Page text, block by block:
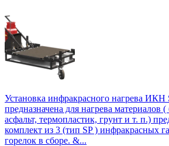
Установка инфракрасного нагрева
предназначена для нагрева материалов
асфальт, термопластик, грунт и т. п.)
комплект из 3 (тип SP ) инфракрасных
горелок в сборе. &...